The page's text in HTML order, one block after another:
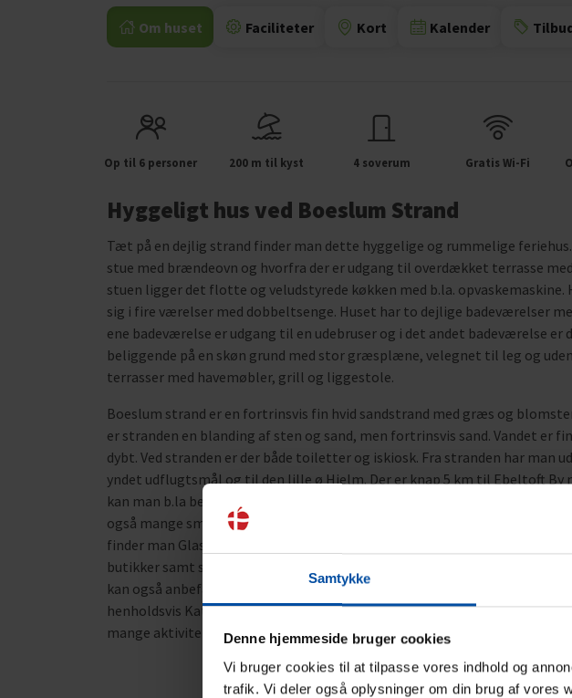
Samtykke
Denne hjemmeside bruger cookies
Vi bruger cookies til at tilpasse vores indhold og
trafik. Vi deler også oplysninger om din brug af vores
Om huset Faciliteter Kort Kalender
Op til 6 personer 200 m til kyst 4 soverum Gratis Wi-Fi
Hyggeligt hus ved Boeslum Strand
Tæt på en dejlig strand finder man dette hyggelige og rummelige
stue med brændeovn og hvorfra der er udgang til overdækket terrasse
stuen ligger det flotte og veludstyrede køkken med b.la. opvaskemaskine.
sig i fire værelser med dobbeltsenge. Huset har to dejlige badeværelser
ene badeværelse er udgang til en udebruser og i det andet badeværelse er
beliggende på en skøn grund med stor græsplæne, velegnet til leg og
terrasser med havemøbler, grill og liggestole.
Boeslum strand er en fortrinsvis fin hvid sandstrand med græs og
er stranden en blanding af sten og sand, men fortrinsvis sand. Vandet er
dybt. Ved stranden er der både toiletter og iskiosk. Fra stranden har man
yndet udflugtsmål og til den lille ø Hjelm. Der er knap 5 km til Ebeltoft By
kan man b.la besøge det gamle Rådhus, hvor folk kommer fra nær og
også mange små specialbutikker og fortovsrestauranter i de gamle
finder man Glasmuseet som er førende indenfor moderne glaskunst. Her
butikker samt spisesteder og der er muligheder for at købe friskfangede
kan også anbefales – tag på jeep-safari og kom helt tæt på de vilde dyr.
henholdsvis Kattegatcentret i Grenaa og til Nordens største
mange aktiviteter for store og små.